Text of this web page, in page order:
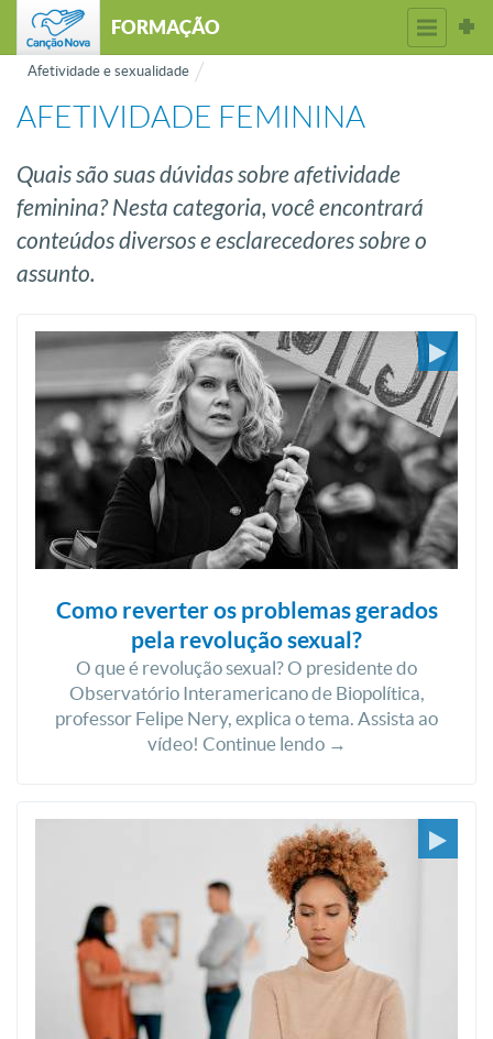
FORMAÇÃO
Afetividade e sexualidade
AFETIVIDADE FEMININA
Quais são suas dúvidas sobre afetividade
feminina? Nesta categoria, você encontrará
conteúdos diversos e esclarecedores sobre o
assunto.
Como reverter os problemas gerados
pela revolução sexual?
O que é revolução sexual? O presidente do
Observatório Interamericano de Biopolítica,
professor Felipe Nery, explica o tema. Assista ao
vídeo! Continue lendo →